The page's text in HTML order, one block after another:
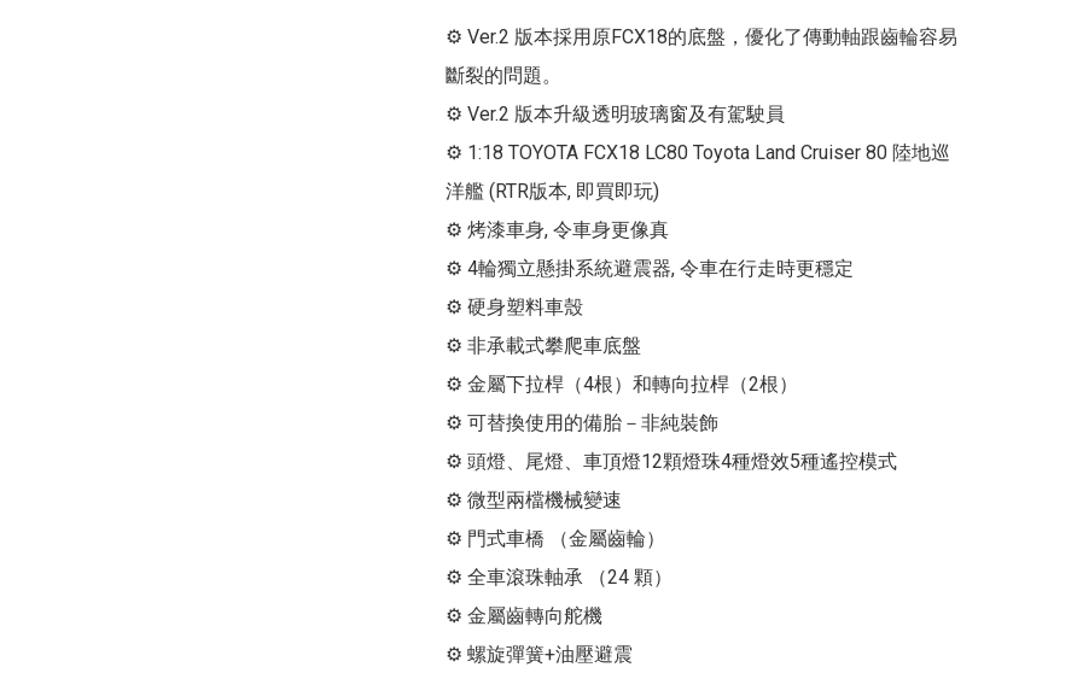
⚙ Ver.2 版本採用原FCX18的底盤，優化了傳動軸跟齒輪容易
斷裂的問題。
⚙ Ver.2 版本升級透明玻璃窗及有駕駛員
⚙ 1:18 TOYOTA FCX18 LC80 Toyota Land Cruiser 80 陸地巡
洋艦 (RTR版本, 即買即玩)
⚙ 烤漆車身, 令車身更像真
⚙ 4輪獨立懸掛系統避震器, 令車在行走時更穩定
⚙ 硬身塑料車殼
⚙ 非承載式攀爬車底盤
⚙ 金屬下拉桿（4根）和轉向拉桿（2根）
⚙ 可替換使用的備胎－非純裝飾
⚙ 頭燈、尾燈、車頂燈12顆燈珠4種燈效5種遙控模式
⚙ 微型兩檔機械變速
⚙ 門式車橋 （金屬齒輪）
⚙ 全車滾珠軸承 （24 顆）
⚙ 金屬齒轉向舵機
⚙ 螺旋彈簧+油壓避震